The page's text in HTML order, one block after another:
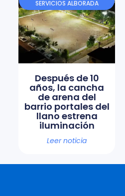
SERVICIOS ALBORADA
Después de 10
años, la cancha
de arena del
barrio portales del
llano estrena
iluminación
Leer noticia